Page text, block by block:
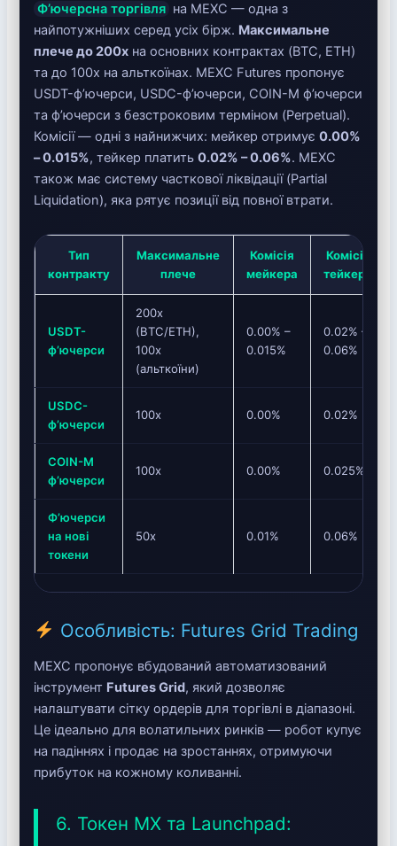
Ф’ючерсна торгівля на MEXC — одна з
найпотужніших серед усіх бірж. Максимальне
плече до 200x на основних контрактах (BTC, ETH)
та до 100x на альткоїнах. MEXC Futures пропонує
USDT-ф’ючерси, USDC-ф’ючерси, COIN-M ф’ючерси
та ф’ючерси з безстроковим терміном (Perpetual).
Комісії — одні з найнижчих: мейкер отримує0.00%
– 0.015%, тейкер платить0.02% – 0.06%. MEXC
також має систему часткової ліквідації (Partial
Liquidation), яка рятує позиції від повної втрати.
Тип
контракту
Максимальне
плече
Комісія
мейкера
Комісія
тейкера
USDT-
ф’ючерси
200x
(BTC/ETH),
100x
(альткоїни)
0.00% –
0.015%
0.02% –
0.06%
USDC-
ф’ючерси
100x 0.00% 0.02%
COIN-M
ф’ючерси
100x 0.00% 0.025%
Ф’ючерси
на нові
токени
50x 0.01% 0.06%
Особливість: Futures Grid Trading
MEXC пропонує вбудований автоматизований
інструмент Futures Grid, який дозволяє
налаштувати сітку ордерів для торгівлі в діапазоні.
Це ідеально для волатильних ринків — робот купує
на падіннях і продає на зростаннях, отримуючи
прибуток на кожному коливанні.
6. Токен MX та Launchpad: